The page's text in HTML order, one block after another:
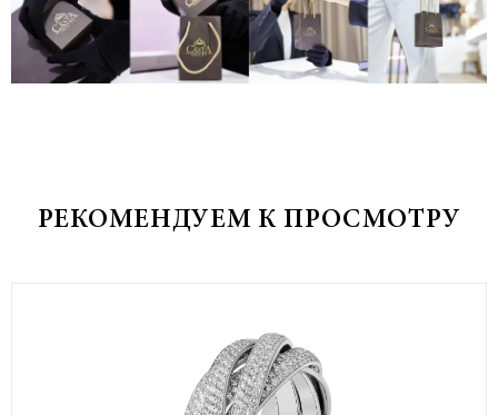
РЕКОМЕНДУЕМ К ПРОСМОТРУ